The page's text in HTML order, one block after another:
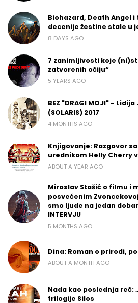
Biohazard, Death Angel i
decenije žestine stale u
8 DAYS AGO
7 zanimljivosti koje
zatvorenih očiju“
5 YEARS AGO
BEZ "DRAGI MOJI" -
(SOLARIS) 2017
4 MONTHS AGO
Knjigovanje: Razgovor
urednikom Helly Cherry
ABOUT A YEAR AGO
Miroslav Stašić o filmu i
posvećenim
smo ljude na jedan
INTERVJU
5 MONTHS AGO
Dina: Roman o prirodi,
ABOUT A MONTH AGO
Nada kao poslednja reč:
trilogije Silos